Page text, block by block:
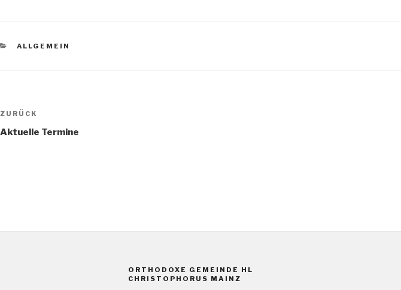
KATEGORIEN
ALLGEMEIN
Beitragsnavigation
Vorheriger
Beitrag
ZURÜCK
Aktuelle Termine
ORTHODOXE GEMEINDE HL
CHRISTOPHORUS MAINZ